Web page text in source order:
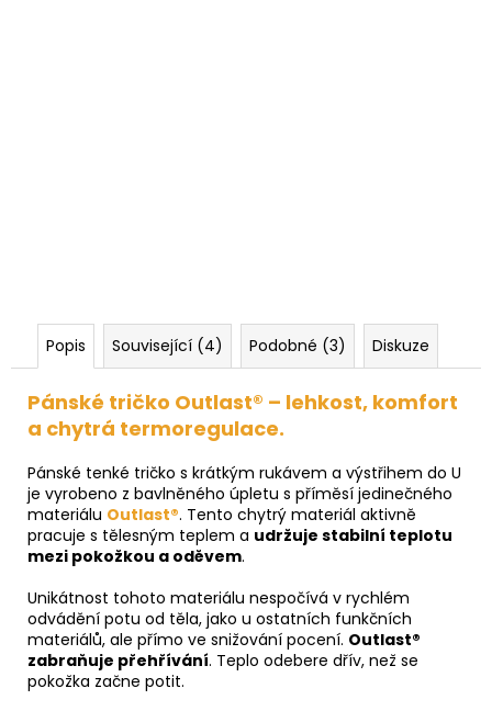
Popis Související (4) Podobné (3) Diskuze
Pánské tričko Outlast® – lehkost, komfort
a chytrá termoregulace.
Pánské tenké tričko s krátkým rukávem a výstřihem do U
je vyrobeno z bavlněného úpletu s příměsí jedinečného
materiálu Outlast®. Tento chytrý materiál aktivně
pracuje s tělesným teplem a udržuje stabilní teplotu
mezi pokožkou a oděvem.
Unikátnost tohoto materiálu nespočívá v rychlém
odvádění potu od těla, jako u ostatních funkčních
materiálů, ale přímo ve snižování pocení. Outlast®
zabraňuje přehřívání. Teplo odebere dřív, než se
pokožka začne potit.